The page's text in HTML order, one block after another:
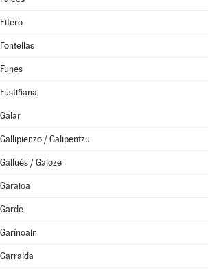
Fitero
Fontellas
Funes
Fustiñana
Galar
Gallipienzo / Galipentzu
Gallués / Galoze
Garaioa
Garde
Garínoain
Garralda